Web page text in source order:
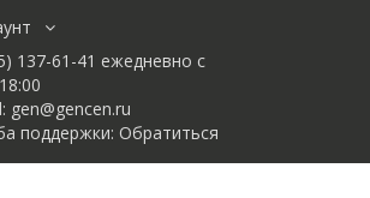
137-61-41 ежедневно с
gen@gencen.ru
поддержки: Обратиться